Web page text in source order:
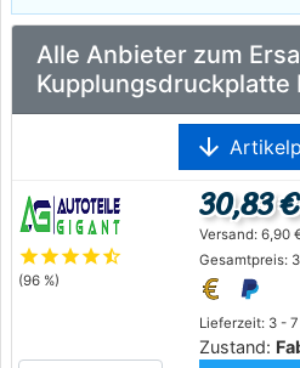
Alle Anbieter zum
Kupplungsdruckplatte
arrow_downward
starstarstarstarstar_half
(96 %)
Lieferzeit: 3 -
Zustand:
30,83 €
Versand: 6,90
Gesamtpreis: